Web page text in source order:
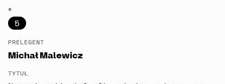
#
5
PRELEGENT
Michał Malewicz
TYTUŁ